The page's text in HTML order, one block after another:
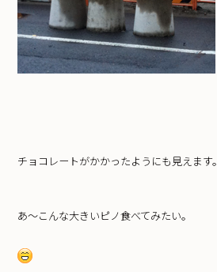
チョコレートがかかったようにも見えます。
あ～こんな大きいピノ食べてみたい。